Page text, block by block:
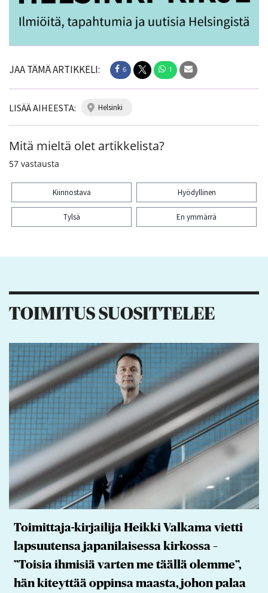
JAA TÄMÄ ARTIKKELI: 6 1
LISÄÄ AIHEESTA: helsinki
Mitä mieltä olet artikkelista?
57 vastausta
Kiinnostava Hyödyllinen
Tylsä En ymmärrä
TOIMITUS SUOSITTELEE
Toimittaja-kirjailija Heikki Valkama vietti
lapsuutensa japanilaisessa kirkossa –
”Toisia ihmisiä varten me täällä olemme”,
hän kiteyttää oppinsa maasta, johon palaa